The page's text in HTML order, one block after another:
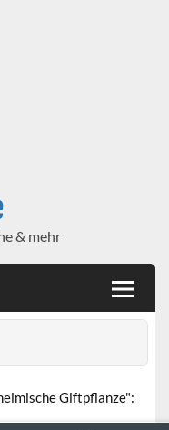
& mehr
Giftpflanze":